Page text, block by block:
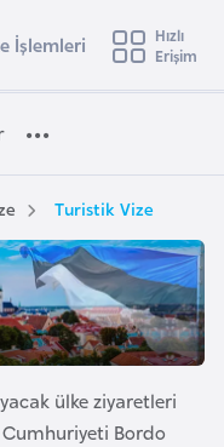
e
ş
İşlemleri
Hızlı
Erişim
Turistik Vize
ülke ziyaretleri
Cumhuriyeti Bordo